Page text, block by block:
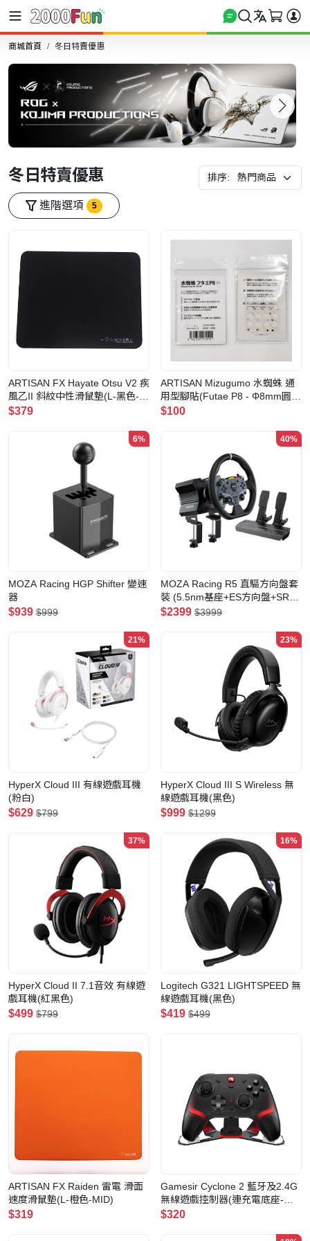
商城首頁 冬日特賣優惠
冬日特賣優惠 排序:
進階選項 5
ARTISAN FX Hayate Otsu V2 疾
風乙II 斜紋中性滑鼠墊(L-黑色-
MID)
$379
ARTISAN Mizugumo 水蜘蛛 通
用型腳貼(Futae P8 - Φ8mm圓
點)
$100
6%
MOZA Racing HGP Shifter 變速
器
$939 $999
40%
MOZA Racing R5 直驅方向盤套
裝 (5.5nm基座+ES方向盤+SRP
Lite雙腳踏+桌面夾)
$2399 $3999
21%
HyperX Cloud III 有線遊戲耳機
(粉白)
$629 $799
23%
HyperX Cloud III S Wireless 無
線遊戲耳機(黑色)
$999 $1299
37%
HyperX Cloud II 7.1音效 有線遊
戲耳機(紅黑色)
$499 $799
16%
Logitech G321 LIGHTSPEED 無
線遊戲耳機(黑色)
$419 $499
ARTISAN FX Raiden 雷電 滑面
速度滑鼠墊(L-橙色-MID)
$319
Gamesir Cyclone 2 藍牙及2.4G
無線遊戲控制器(連充電底座-黑
色)
$320